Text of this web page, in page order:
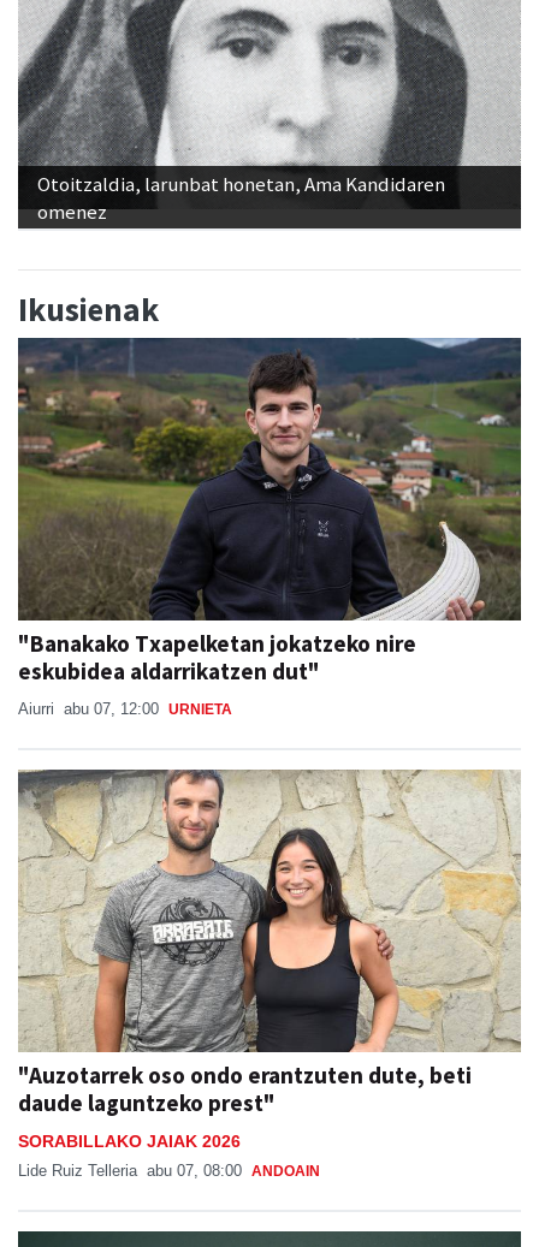
Otoitzaldia, larunbat honetan, Ama Kandidaren
omenez
Ikusienak
"Banakako Txapelketan jokatzeko nire
eskubidea aldarrikatzen dut"
Aiurri abu 07, 12:00 URNIETA
"Auzotarrek oso ondo erantzuten dute, beti
daude laguntzeko prest"
SORABILLAKO JAIAK 2026
Lide Ruiz Telleria abu 07, 08:00 ANDOAIN